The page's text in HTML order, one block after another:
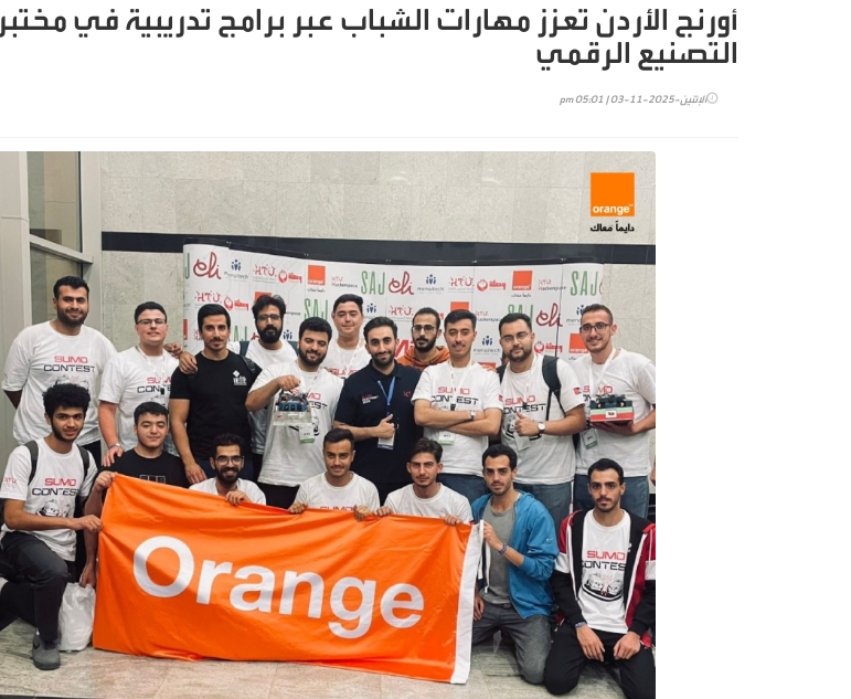
أورنج الأردن تعزز مهارات الشباب عبر برامج تدريبية في مختبر
التصنيع الرقمي
الإثنين-2025-11-03 | 05:01 pm